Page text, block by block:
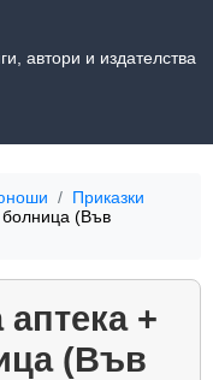
автори и издателства
Приказки
болница (Във
+
(Във